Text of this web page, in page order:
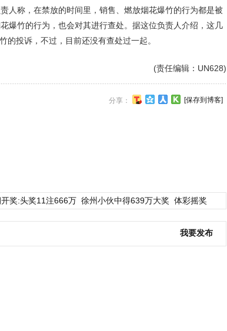
人称，在禁放的时间里，销售、燃放烟花爆竹的行为都是被
爆竹的行为，也会对其进行查处。据这位负责人介绍，这几
的投诉，不过，目前还没有查处过一起。
(责任编辑：UN628)
分享： [保存到博客]
奖:头奖11注666万 徐州小伙中得639万大奖 体彩摇奖
我要发布